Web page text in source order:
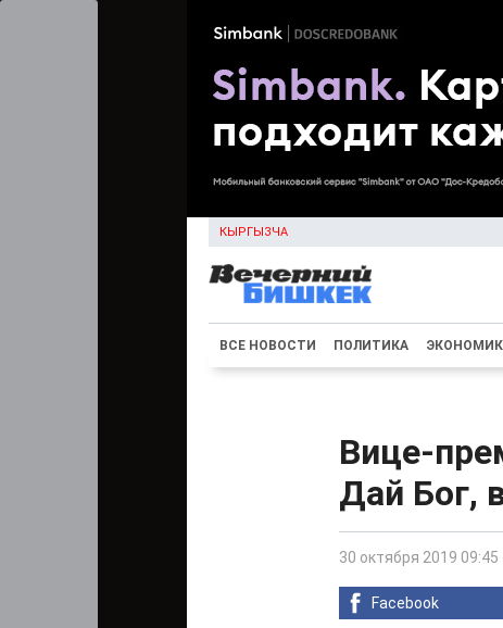
КЫРГЫЗЧА
ВСЕ НОВОСТИ ПОЛИТИКА
Вице-
Дай Бог,
30 октября 2019 09:45
Facebook